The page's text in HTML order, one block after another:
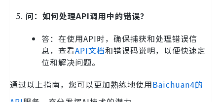
问：如何处理API调用中的错误？
答：在使用API时，确保捕获和处理错误信
息，查看API文档和错误码说明，以便快速定
位和解决问题。
通过以上指南，您可以更加熟练地使用Baichuan4的